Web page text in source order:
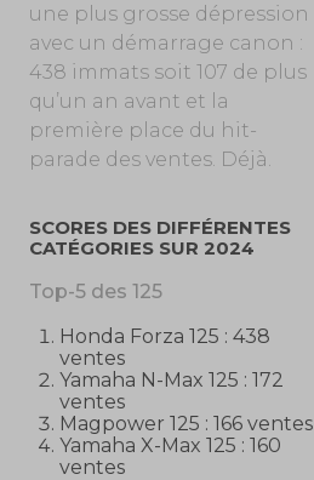
une plus grosse dépression
avec un démarrage canon :
438 immats soit 107 de plus
qu’un an avant et la
première place du hit-
parade des ventes. Déjà.
SCORES DES DIFFÉRENTES
CATÉGORIES SUR 2024
Top-5 des 125
Honda Forza 125 : 438
ventes
Yamaha N-Max 125 : 172
ventes
Magpower 125 : 166 ventes
Yamaha X-Max 125 : 160
ventes